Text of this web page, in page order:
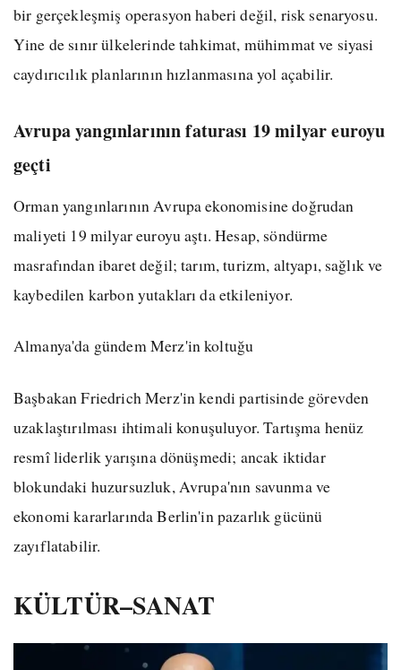
bir gerçekleşmiş operasyon haberi değil, risk senaryosu.
Yine de sınır ülkelerinde tahkimat, mühimmat ve siyasi
caydırıcılık planlarının hızlanmasına yol açabilir.
Avrupa yangınlarının faturası 19 milyar euroyu
geçti
Orman yangınlarının Avrupa ekonomisine doğrudan
maliyeti 19 milyar euroyu aştı. Hesap, söndürme
masrafından ibaret değil; tarım, turizm, altyapı, sağlık ve
kaybedilen karbon yutakları da etkileniyor.
Almanya'da gündem Merz'in koltuğu
Başbakan Friedrich Merz'in kendi partisinde görevden
uzaklaştırılması ihtimali konuşuluyor. Tartışma henüz
resmî liderlik yarışına dönüşmedi; ancak iktidar
blokundaki huzursuzluk, Avrupa'nın savunma ve
ekonomi kararlarında Berlin'in pazarlık gücünü
zayıflatabilir.
KÜLTÜR–SANAT